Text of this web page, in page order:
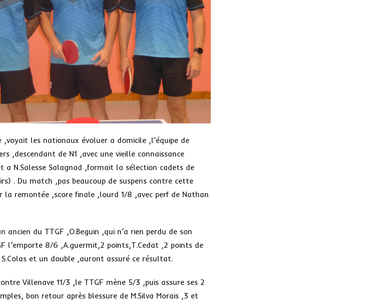
,voyait les nationaux évoluer a domicile ,l’équipe de
,descendant de N1 ,avec une vieille connaissance
a N.Salesse Salagnad ,formait la sélection cadets de
. Du match ,pas beaucoup de suspens contre cette
la remontée ,score finale ,lourd 1/8 ,avec perf de Nathan
ancien du TTGF ,O.Beguin ,qui n’a rien perdu de son
l’emporte 8/6 ,A.guermit,2 points,T.Cedat ,2 points de
et un double ,auront assuré ce résultat.
Villenave 11/3 ,le TTGF mène 5/3 ,puis assure ses 2
bon retour après blessure de M.Silva Morais ,3 et